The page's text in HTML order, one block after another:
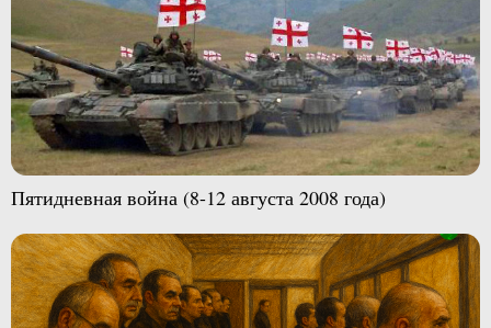
Пятидневная война (8-12 августа 2008 года)